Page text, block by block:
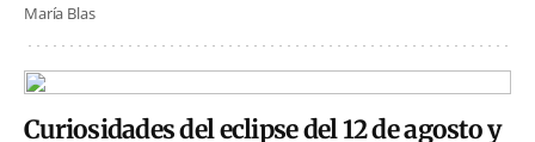
María Blas
Curiosidades del eclipse del 12 de agosto y